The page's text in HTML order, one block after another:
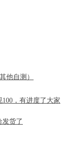
他自测）
，有进度了大家
发货了